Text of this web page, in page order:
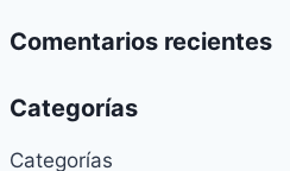
Comentarios recientes
Categorías
Categorías